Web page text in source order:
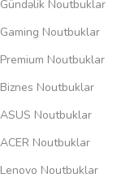
Gündəlik Noutbuklar
Gaming Noutbuklar
Premium Noutbuklar
Biznes Noutbuklar
ASUS Noutbuklar
ACER Noutbuklar
Lenovo Noutbuklar